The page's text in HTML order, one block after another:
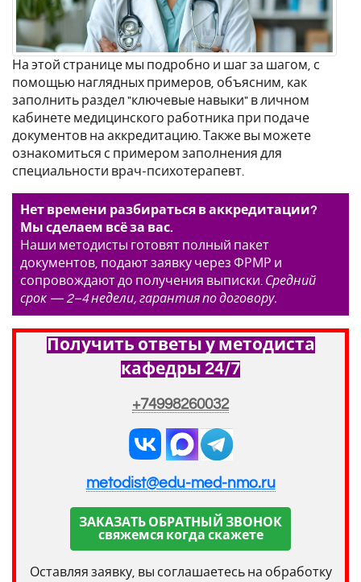
На этой странице мы подробно и шаг за шагом, с
помощью наглядных примеров, объясним, как
заполнить раздел "ключевые навыки" в личном
кабинете медицинского работника при подаче
документов на аккредитацию. Также вы можете
ознакомиться с примером заполнения для
специальности врач-психотерапевт.
Нет времени разбираться в аккредитации?
Мы сделаем всё за вас.
Наши методисты готовят полный пакет
документов, подают заявку через ФРМР и
сопровождают до получения выписки. Средний
срок — 2–4 недели, гарантия по договору.
Получить ответы у методиста
кафедры 24/7
+74998260032
metodist@edu-med-nmo.ru
ЗАКАЗАТЬ ОБРАТНЫЙ ЗВОНОК
свяжемся когда скажете
Оставляя заявку, вы соглашаетесь на обработку